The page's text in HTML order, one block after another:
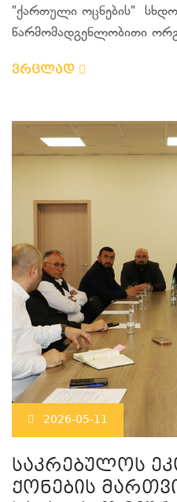
"ქართული ოცნების"
წარმომადგენლობითი
ვრცლად
2026-05-11
საკრებულოს
ქონების